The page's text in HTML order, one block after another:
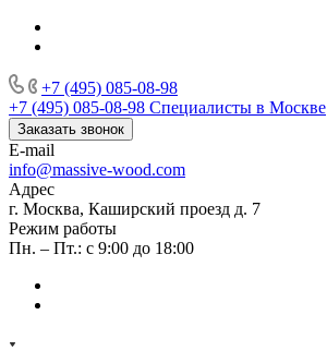
+7 (495) 085-08-98
+7 (495) 085-08-98 Специалисты в Москве
Заказать звонок
E-mail
info@massive-wood.com
Адрес
г. Москва, Каширский проезд д. 7
Режим работы
Пн. – Пт.: с 9:00 до 18:00